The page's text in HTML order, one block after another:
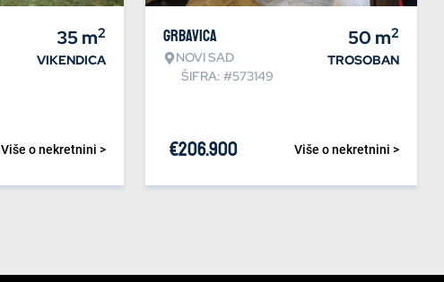
35m2
VIKENDICA
Više o nekretnini >
Grbavica
NOVI SAD
ŠIFRA: #573149
50 m2
TROSOBAN
Više o nekretnini >
€206.900